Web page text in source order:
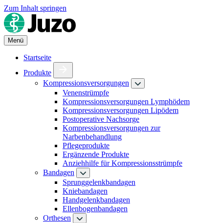
Zum Inhalt springen
Menü
Startseite
Produkte
Kompressionsversorgungen
Venenstrümpfe
Kompressionsversorgungen Lymphödem
Kompressionsversorgungen Lipödem
Postoperative Nachsorge
Kompressionsversorgungen zur
Narbenbehandlung
Pflegeprodukte
Ergänzende Produkte
Anziehhilfe für Kompressionsstrümpfe
Bandagen
Sprunggelenkbandagen
Kniebandagen
Handgelenkbandagen
Ellenbogenbandagen
Orthesen